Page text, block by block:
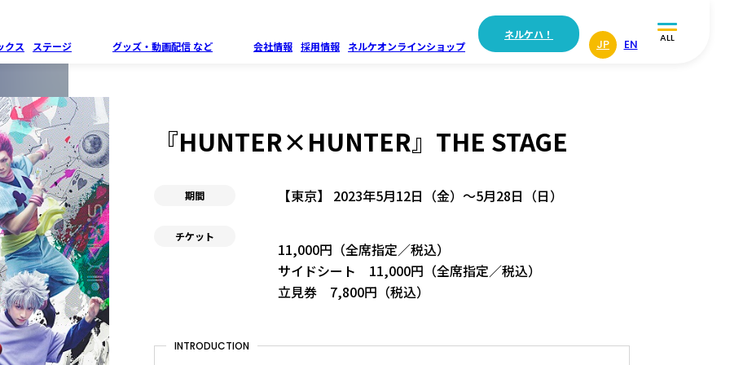
ネルケハ！
クス
ステージ グッズ・ 動画配信 など 会社情報 採用情報 ネルケオンラインショップ JP EN ALL
『HUNTER×HUNTER』THE STAGE
期間 【東京】 2023年5月12日（金）〜5月28日（日）
チケット
11,000円（全席指定／税込）
サイドシート 11,000円（全席指定／税込）
立見券 7,800円（税込）
INTRODUCTION